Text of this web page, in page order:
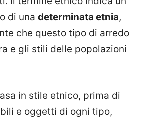
di una determinata etnia,
che questo tipo di arredo
e gli stili delle popolazioni
in stile etnico, prima di
e oggetti di ogni tipo,